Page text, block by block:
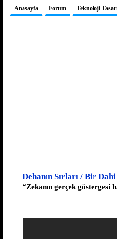
Anasayfa Forum Teknoloji
Dehanın Sırları / Bir
“Zekanın gerçek göstergesi